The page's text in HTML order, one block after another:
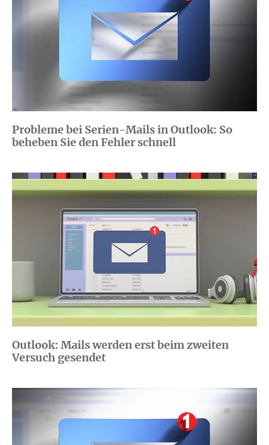
Probleme bei Serien-Mails in Outlook: So
beheben Sie den Fehler schnell
Outlook: Mails werden erst beim zweiten
Versuch gesendet